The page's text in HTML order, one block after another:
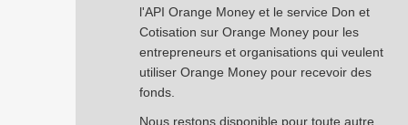
l'API Orange Money et le service Don et
Cotisation sur Orange Money pour les
entrepreneurs et organisations qui veulent
utiliser Orange Money pour recevoir des
fonds.
Nous restons disponible pour toute autre